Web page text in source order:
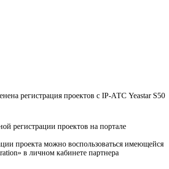
регистрации проектов на портале
проекта можно воспользоваться имеющейся
в личном кабинете партнера